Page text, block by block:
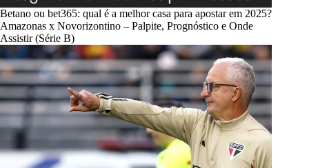
Betano ou bet365: qual é a melhor casa para apostar em 2025?
Amazonas x Novorizontino – Palpite, Prognóstico e Onde
Assistir (Série B)